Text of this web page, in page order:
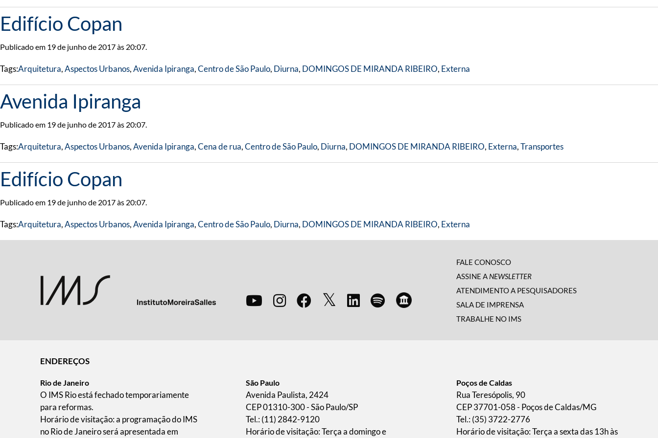
Edifício Copan
Publicado em 19 de junho de 2017 às 20:07.
Tags:Arquitetura,Aspectos Urbanos,Avenida Ipiranga,Centro de São Paulo, Diurna, DOMINGOS DE MIRANDA RIBEIRO, Externa
Avenida Ipiranga
Publicado em 19 de junho de 2017 às 20:07.
Tags:Arquitetura,Aspectos Urbanos,Avenida Ipiranga,Cena de rua,Centro de São Paulo, Diurna, DOMINGOS DE MIRANDA RIBEIRO, Externa,Transportes
Edifício Copan
Publicado em 19 de junho de 2017 às 20:07.
Tags:Arquitetura,Aspectos Urbanos,Avenida Ipiranga,Centro de São Paulo, Diurna, DOMINGOS DE MIRANDA RIBEIRO, Externa
FALE CONOSCO
ASSINE A NEWSLETTER
ATENDIMENTO A PESQUISADORES
SALA DE IMPRENSA
TRABALHE NO IMS
ENDEREÇOS
Rio de Janeiro
O IMS Rio está fechado temporariamente
para reformas.
Horário de visitação: a programação do IMS
no Rio de Janeiro será apresentada em
São Paulo
Avenida Paulista, 2424
CEP 01310-300 - São Paulo/SP
Tel.: (11) 2842-9120
Horário de visitação: Terça a domingo e
Poços de Caldas
Rua Teresópolis, 90
CEP 37701-058 - Poços de Caldas/MG
Tel.: (35) 3722-2776
Horário de visitação: Terça a sexta das 13h às